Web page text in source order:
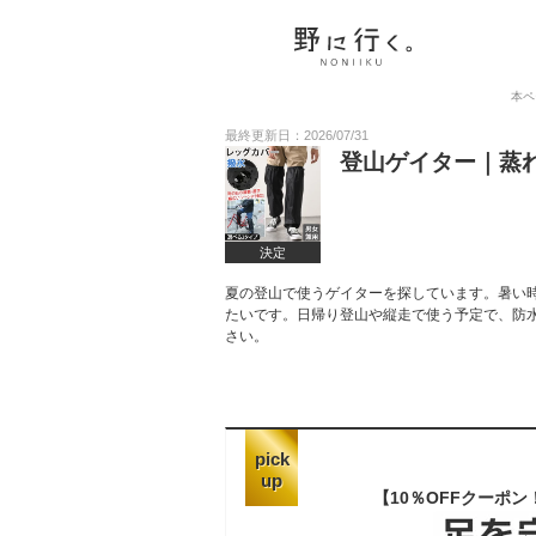
本
最終更新日：2026/07/31
決定
登山ゲイター｜蒸
夏の登山で使うゲイターを探しています。暑
たいです。日帰り登山や縦走で使う予定で、
さい。
pick
up